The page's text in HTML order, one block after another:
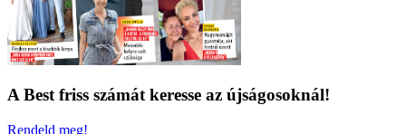
A Best friss számát keresse az újságosoknál!
Rendeld meg!